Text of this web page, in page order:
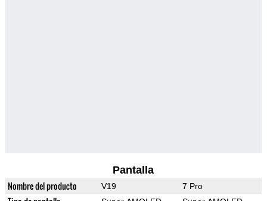
Pantalla
Nombre del producto V19 7 Pro